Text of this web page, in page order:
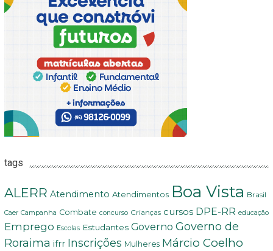
tags
ALERR Atendimento Atendimentos Boa Vista Brasil
Caer Campanha Combate concurso Crianças cursos DPE-RR educação
Emprego Escolas Estudantes Governo Governo de
Roraima ifrr Inscrições Mulheres Márcio Coelho